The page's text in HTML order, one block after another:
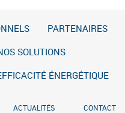
PARTENAIRES
SOLUTIONS
ÉNERGÉTIQUE
ACTUALITÉS CONTACT